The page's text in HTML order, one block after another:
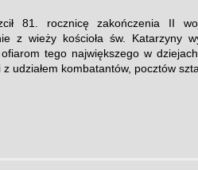
81. rocznicę zakończenia II
z wieży kościoła św. Katarzyny
tego największego w
udziałem kombatantów, pocztów